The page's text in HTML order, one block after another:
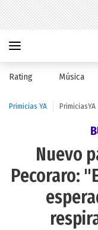
Rating Música
Primicias YA PrimiciasYA
Nuevo
Pecoraro: